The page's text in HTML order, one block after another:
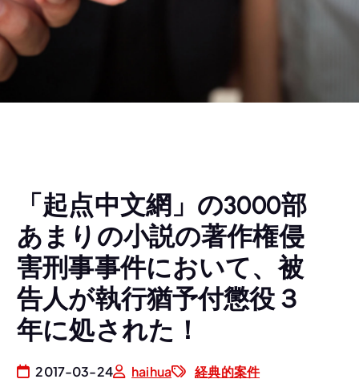
「起点中文網」の3000部
あまりの小説の著作権侵
害刑事事件において、被
告人が執行猶予付懲役３
年に処された！
2017-03-24 haihua
経典的案件